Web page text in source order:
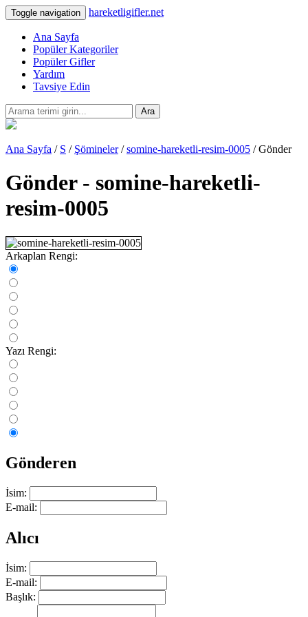
Toggle navigation hareketligifler.net
Ana Sayfa
Popüler Kategoriler
Popüler Gifler
Yardım
Tavsiye Edin
Ara
Ana Sayfa / S / Şömineler/somine-hareketli-resim-0005 / Gönder
Gönder - somine-hareketli-
resim-0005
Arkaplan Rengi:
Yazı Rengi:
Gönderen
İsim:
E-mail:
Alıcı
İsim:
E-mail:
Başlık: